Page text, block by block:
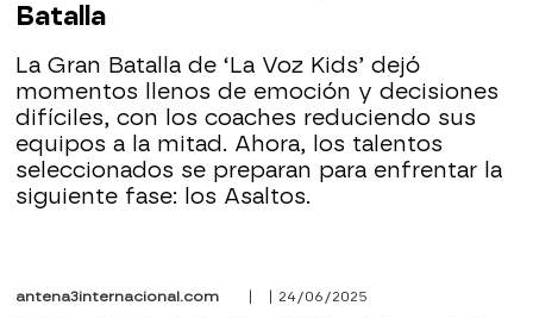
Batalla
La Gran Batalla de ‘La Voz Kids’ dejó
momentos llenos de emoción y decisiones
difíciles, con los coaches reduciendo sus
equipos a la mitad. Ahora, los talentos
seleccionados se preparan para enfrentar la
siguiente fase: los Asaltos.
antena3internacional.com | | 24/06/2025